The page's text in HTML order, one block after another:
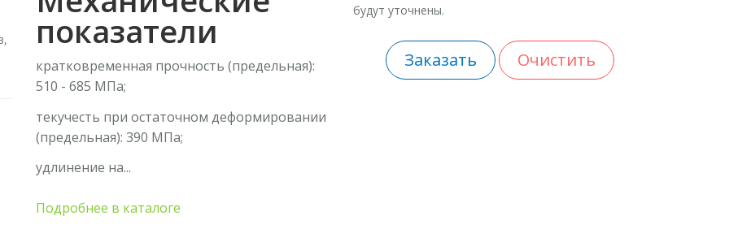
показатели
кратковременная прочность (предельная):
510 - 685 МПа;
текучесть при остаточном деформировании
(предельная): 390 МПа;
удлинение на...
Подробнее в каталоге
будут уточнены.
Заказать Очистить